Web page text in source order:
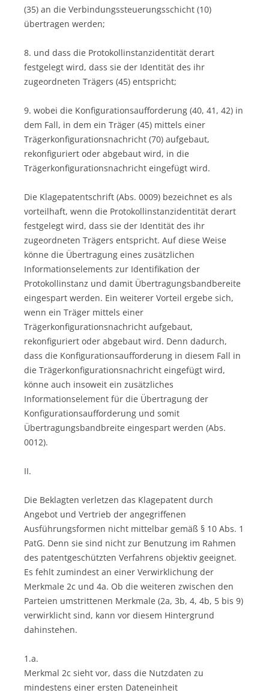
(35) an die Verbindungssteuerungsschicht (10)
übertragen werden;
8. und dass die Protokollinstanzidentität derart
festgelegt wird, dass sie der Identität des ihr
zugeordneten Trägers (45) entspricht;
9. wobei die Konfigurationsaufforderung (40, 41, 42) in
dem Fall, in dem ein Träger (45) mittels einer
Trägerkonfigurationsnachricht (70) aufgebaut,
rekonfiguriert oder abgebaut wird, in die
Trägerkonfigurationsnachricht eingefügt wird.
Die Klagepatentschrift (Abs. 0009) bezeichnet es als
vorteilhaft, wenn die Protokollinstanzidentität derart
festgelegt wird, dass sie der Identität des ihr
zugeordneten Trägers entspricht. Auf diese Weise
könne die Übertragung eines zusätzlichen
Informationselements zur Identifikation der
Protokollinstanz und damit Übertragungsbandbereite
eingespart werden. Ein weiterer Vorteil ergebe sich,
wenn ein Träger mittels einer
Trägerkonfigurationsnachricht aufgebaut,
rekonfiguriert oder abgebaut wird. Denn dadurch,
dass die Konfigurationsaufforderung in diesem Fall in
die Trägerkonfigurationsnachricht eingefügt wird,
könne auch insoweit ein zusätzliches
Informationselement für die Übertragung der
Konfigurationsaufforderung und somit
Übertragungsbandbreite eingespart werden (Abs.
0012).
II.
Die Beklagten verletzen das Klagepatent durch
Angebot und Vertrieb der angegriffenen
Ausführungsformen nicht mittelbar gemäß § 10 Abs. 1
PatG. Denn sie sind nicht zur Benutzung im Rahmen
des patentgeschützten Verfahrens objektiv geeignet.
Es fehlt zumindest an einer Verwirklichung der
Merkmale 2c und 4a. Ob die weiteren zwischen den
Parteien umstrittenen Merkmale (2a, 3b, 4, 4b, 5 bis 9)
verwirklicht sind, kann vor diesem Hintergrund
dahinstehen.
1.a.
Merkmal 2c sieht vor, dass die Nutzdaten zu
mindestens einer ersten Dateneinheit